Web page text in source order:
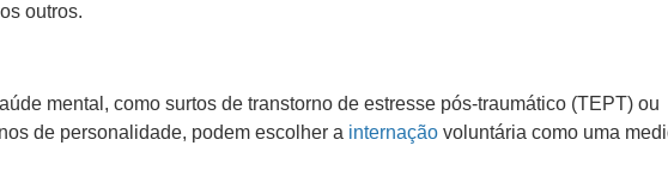
outros.
mental, como surtos de transtorno de estresse pós-traumático (TEPT) ou
de personalidade, podem escolher a internação voluntária como uma